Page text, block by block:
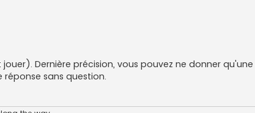
Dernière précision, vous pouvez ne donner
sans question.